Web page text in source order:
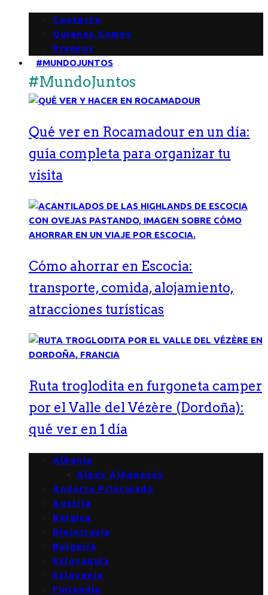
Contacto
Quienes Somos
Premios
#MUNDOJUNTOS
#MundoJuntos
Qué ver en Rocamadour en un día:
guía completa para organizar tu
visita
Cómo ahorrar en Escocia:
transporte, comida, alojamiento,
atracciones turísticas
Ruta troglodita en furgoneta camper
por el Valle del Vézère (Dordoña):
qué ver en 1 día
Albania
Alpes Albaneses
Andorra Principado
Austria
Bélgica
Bielorrusia
Bulgaria
Eslovaquia
Eslovenia
Finlandia